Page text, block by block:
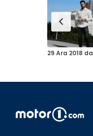
29 Ara 2018 da